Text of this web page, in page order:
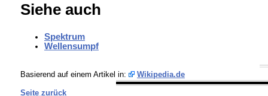
Siehe auch
Spektrum
Wellensumpf
Basierend auf einem Artikel in: Wikipedia.de
Seite zurück